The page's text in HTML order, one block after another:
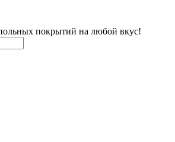
покрытий на любой вкус!